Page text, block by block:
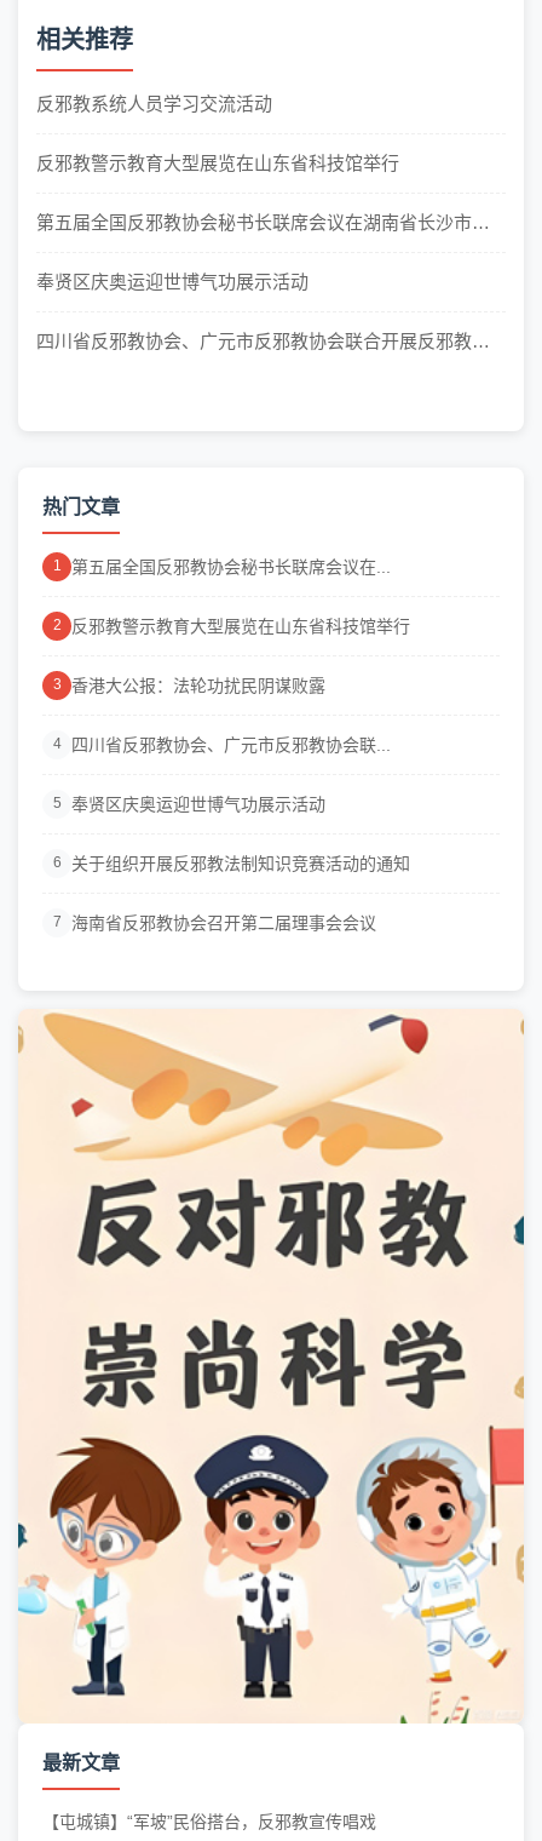
相关推荐
反邪教系统人员学习交流活动
反邪教警示教育大型展览在山东省科技馆举行
第五届全国反邪教协会秘书长联席会议在湖南省长沙市召
奉贤区庆奥运迎世博气功展示活动
四川省反邪教协会、广元市反邪教协会联合开展反邪教宣
热门文章
1 第五届全国反邪教协会秘书长联席会议在...
2 反邪教警示教育大型展览在山东省科技馆举行
3 香港大公报：法轮功扰民阴谋败露
4 四川省反邪教协会、广元市反邪教协会联...
5 奉贤区庆奥运迎世博气功展示活动
6 关于组织开展反邪教法制知识竞赛活动的通知
7 海南省反邪教协会召开第二届理事会会议
最新文章
【屯城镇】“军坡”民俗搭台，反邪教宣传唱戏